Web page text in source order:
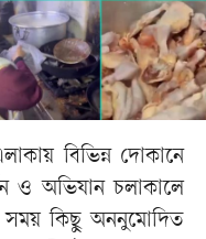
বিভিন্ন দোকানে
ও অভিযান চলাকালে
সময় কিছু অননুমোদিত